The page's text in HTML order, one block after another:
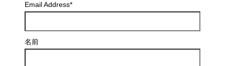
Email Address*
名前